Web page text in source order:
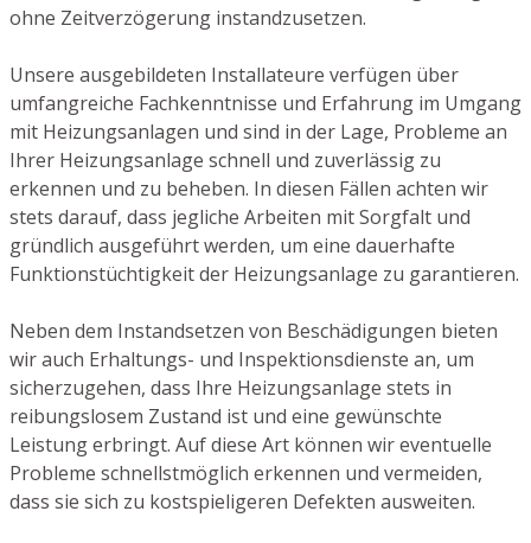
ohne Zeitverzögerung instandzusetzen.
Unsere ausgebildeten Installateure verfügen über
umfangreiche Fachkenntnisse und Erfahrung im Umgang
mit Heizungsanlagen und sind in der Lage, Probleme an
Ihrer Heizungsanlage schnell und zuverlässig zu
erkennen und zu beheben. In diesen Fällen achten wir
stets darauf, dass jegliche Arbeiten mit Sorgfalt und
gründlich ausgeführt werden, um eine dauerhafte
Funktionstüchtigkeit der Heizungsanlage zu garantieren.
Neben dem Instandsetzen von Beschädigungen bieten
wir auch Erhaltungs- und Inspektionsdienste an, um
sicherzugehen, dass Ihre Heizungsanlage stets in
reibungslosem Zustand ist und eine gewünschte
Leistung erbringt. Auf diese Art können wir eventuelle
Probleme schnellstmöglich erkennen und vermeiden,
dass sie sich zu kostspieligeren Defekten ausweiten.